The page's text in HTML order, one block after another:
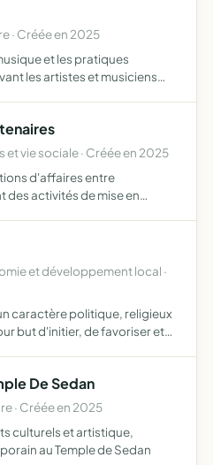
· Créée en 2025
et les pratiques
les artistes et musiciens
et vie sociale · Créée en 2025
d'affaires entre
activités de mise en
et développement local ·
caractère politique, religieux
but d'initier, de favoriser et
De Sedan
· Créée en 2025
culturels et artistique,
au Temple de Sedan